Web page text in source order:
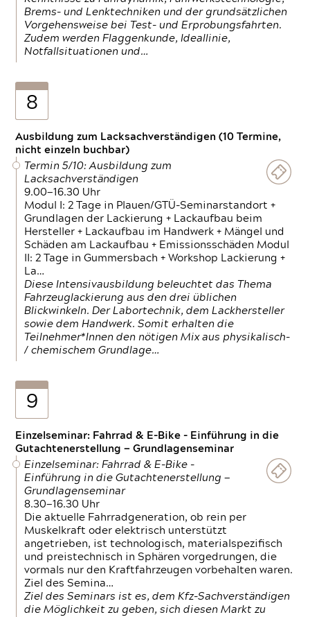
Brems- und Lenktechniken und der grundsätzlichen
Vorgehensweise bei Test- und Erprobungsfahrten.
Zudem werden Flaggenkunde, Ideallinie,
Notfallsituationen und…
8
Ausbildung zum Lacksachverständigen (10 Termine,
nicht einzeln buchbar)
Termin 5/10: Ausbildung zum
Lacksachverständigen
9.00—16.30 Uhr
Modul I: 2 Tage in Plauen/GTÜ-Seminarstandort +
Grundlagen der Lackierung + Lackaufbau beim
Hersteller + Lackaufbau im Handwerk + Mängel und
Schäden am Lackaufbau + Emissionsschäden Modul
II: 2 Tage in Gummersbach + Workshop Lackierung +
La…
Diese Intensivausbildung beleuchtet das Thema
Fahrzeuglackierung aus den drei üblichen
Blickwinkeln. Der Labortechnik, dem Lackhersteller
sowie dem Handwerk. Somit erhalten die
Teilnehmer*Innen den nötigen Mix aus physikalisch-
/ chemischem Grundlage…
9
Einzelseminar: Fahrrad & E-Bike - Einführung in die
Gutachtenerstellung — Grundlagenseminar
Einzelseminar: Fahrrad & E-Bike -
Einführung in die Gutachtenerstellung —
Grundlagenseminar
8.30—16.30 Uhr
Die aktuelle Fahrradgeneration, ob rein per
Muskelkraft oder elektrisch unterstützt
angetrieben, ist technologisch, materialspezifisch
und preistechnisch in Sphären vorgedrungen, die
vormals nur den Kraftfahrzeugen vorbehalten waren.
Ziel des Semina…
Ziel des Seminars ist es, dem Kfz-Sachverständigen
die Möglichkeit zu geben, sich diesen Markt zu